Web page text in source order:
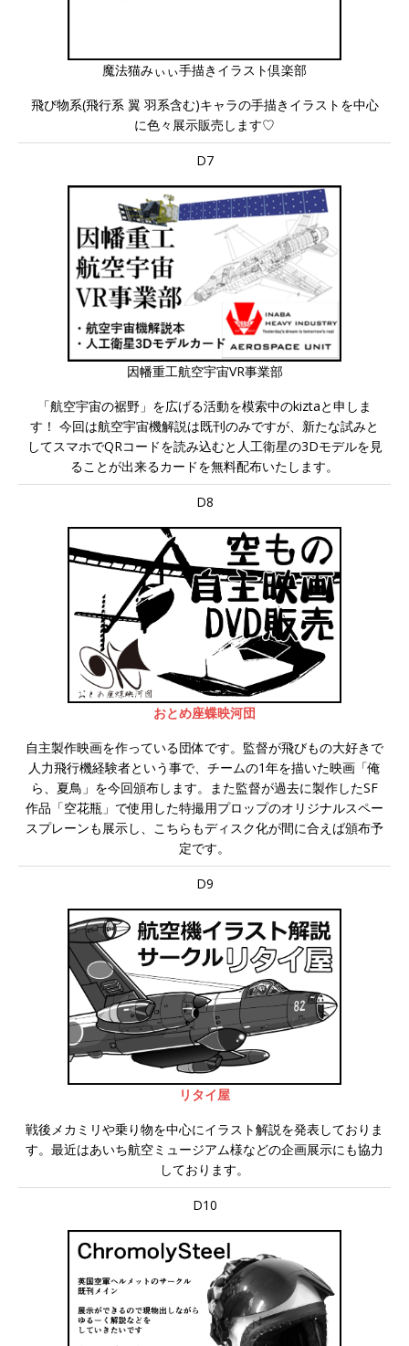
魔法猫みぃぃ手描きイラスト倶楽部
飛び物系(飛行系 翼 羽系含む)キャラの手描きイラストを中心
に色々展示販売します♡
D7
因幡重工航空宇宙VR事業部
「航空宇宙の裾野」を広げる活動を模索中のkiztaと申しま
す！ 今回は航空宇宙機解説は既刊のみですが、新たな試みと
してスマホでQRコードを読み込むと人工衛星の3Dモデルを見
ることが出来るカードを無料配布いたします。
D8
おとめ座蝶映河団
自主製作映画を作っている団体です。監督が飛びもの大好きで
人力飛行機経験者という事で、チームの1年を描いた映画「俺
ら、夏鳥」を今回頒布します。また監督が過去に製作したSF
作品「空花瓶」で使用した特撮用プロップのオリジナルスペー
スプレーンも展示し、こちらもディスク化が間に合えば頒布予
定です。
D9
リタイ屋
戦後メカミリや乗り物を中心にイラスト解説を発表しておりま
す。最近はあいち航空ミュージアム様などの企画展示にも協力
しております。
D10